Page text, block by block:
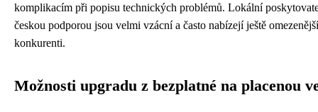
komplikacím při popisu technických problémů. Lokální
českou podporou jsou velmi vzácní a často nabízejí ještě
konkurenti.
Možnosti upgradu z bezplatné na placenou